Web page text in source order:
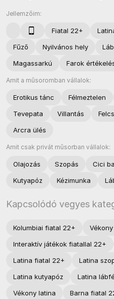
Jellemzőim:
Fiatal 22+
Fűző
Nyilvános hely
Magassarkú
Farok
Amit a műsoromban vállalok:
Erotikus tánc Félmeztelen
Tevepata
Villantás
Arcra ülés
Amit csak privát műsorban vállalok:
Olajozás Szopás Cici
Kutyapóz
Kézimunka
Kapcsolódó vegyes
Kolumbiai fiatal 22+
Interaktív játékok fiatallal 22+
Latina fiatal 22+
Latina
Latina kutyapóz
Latina
Vékony latina
Barna fiatal